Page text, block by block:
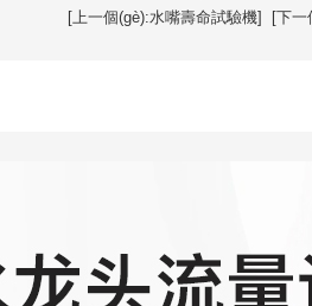
[上一個(gè):水嘴壽命試驗機]
[下一